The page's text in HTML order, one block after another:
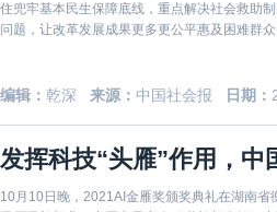
住兜牢基本民生保障底线，重点解决社会救助
问题，让改革发展成果更多更公平惠及困难群
编辑： 乾深 来源： 中国社会报 日期：
发挥科技“头雁”作用，
10月10日晚，2021AI金雁奖颁奖典礼在湖南